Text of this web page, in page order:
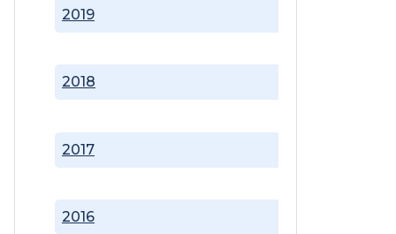
2016
2017
2018
2019